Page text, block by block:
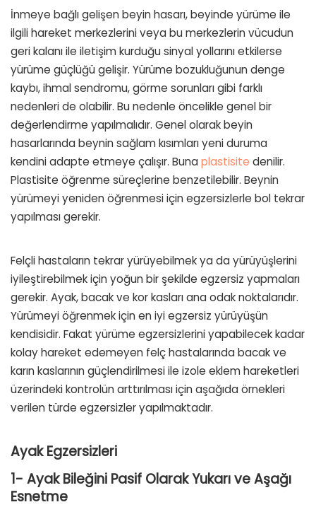
İnmeye bağlı gelişen beyin hasarı, beyinde yürüme ile
ilgili hareket merkezlerini veya bu merkezlerin vücudun
geri kalanı ile iletişim kurduğu sinyal yollarını etkilerse
yürüme güçlüğü gelişir. Yürüme bozukluğunun denge
kaybı, ihmal sendromu, görme sorunları gibi farklı
nedenleri de olabilir. Bu nedenle öncelikle genel bir
değerlendirme yapılmalıdır. Genel olarak beyin
hasarlarında beynin sağlam kısımları yeni duruma
kendini adapte etmeye çalışır. Buna plastisite denilir.
Plastisite öğrenme süreçlerine benzetilebilir. Beynin
yürümeyi yeniden öğrenmesi için egzersizlerle bol tekrar
yapılması gerekir.
Felçli hastaların tekrar yürüyebilmek ya da yürüyüşlerini
iyileştirebilmek için yoğun bir şekilde egzersiz yapmaları
gerekir. Ayak, bacak ve kor kasları ana odak noktalarıdır.
Yürümeyi öğrenmek için en iyi egzersiz yürüyüşün
kendisidir. Fakat yürüme egzersizlerini yapabilecek kadar
kolay hareket edemeyen felç hastalarında bacak ve
karın kaslarının güçlendirilmesi ile izole eklem hareketleri
üzerindeki kontrolün arttırılması için aşağıda örnekleri
verilen türde egzersizler yapılmaktadır.
Ayak Egzersizleri
1- Ayak Bileğini Pasif Olarak Yukarı ve Aşağı
Esnetme